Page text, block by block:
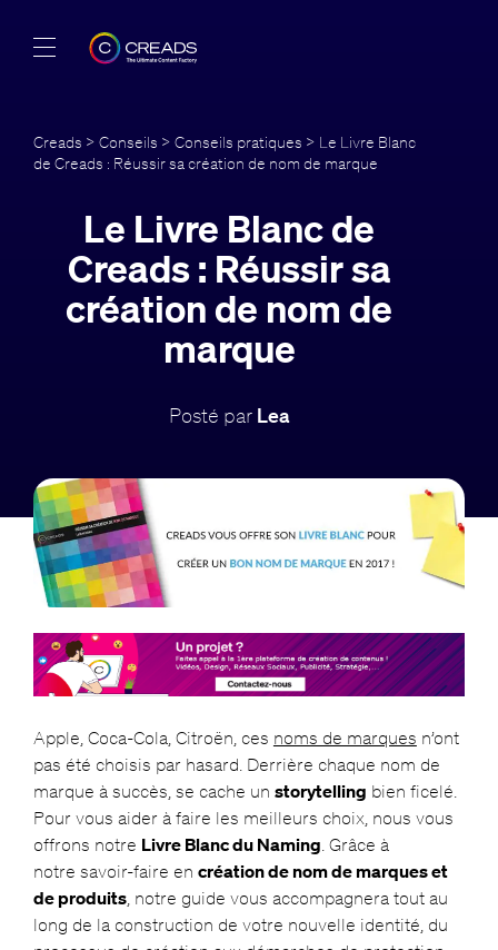
Offres
À propos
Guide
Creads > Conseils > Conseils pratiques > Le Livre Blanc
de Creads : Réussir sa création de nom de marque
Le Livre Blanc de
Creads : Réussir sa
création de nom de
marque
Posté par Lea
Apple, Coca-Cola, Citroën, ces noms de marques n’ont
pas été choisis par hasard. Derrière chaque nom de
marque à succès, se cache un storytelling bien ficelé.
Pour vous aider à faire les meilleurs choix, nous vous
offrons notre Livre Blanc du Naming . Grâce à
notre savoir-faire en création de nom de marques et
de produits, notre guide vous accompagnera tout au
long de la construction de votre nouvelle identité, du